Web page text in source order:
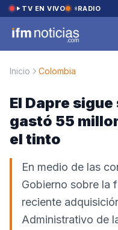
Saltar al contenido
TV EN VIVO RADIO
Inicio Colombia
El Dapre
gastó 55
el tinto
En medio de las
Gobierno sobre la
reciente
Administrativo de